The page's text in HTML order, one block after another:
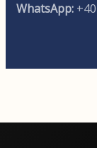
WhatsApp: